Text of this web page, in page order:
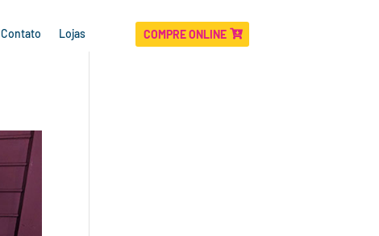
Contato Lojas COMPRE ONLINE